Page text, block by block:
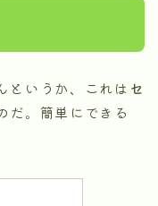
というか、これは セ
だ。簡単にできる